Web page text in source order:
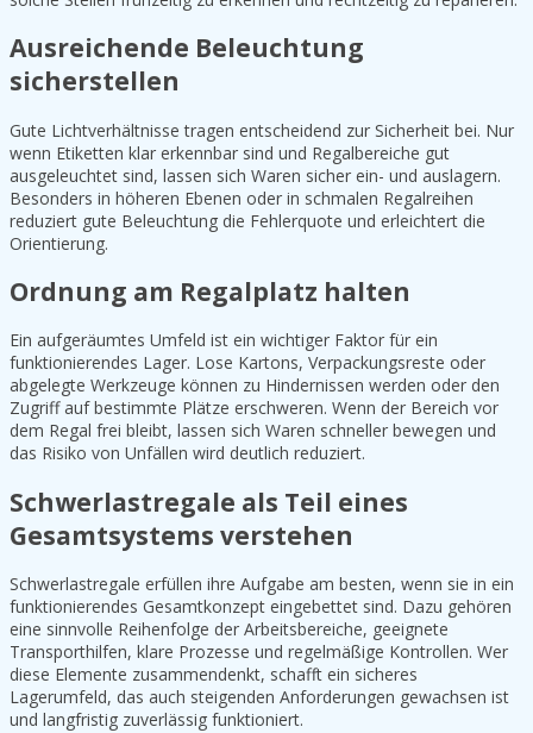
Ausreichende Beleuchtung
sicherstellen
Gute Lichtverhältnisse tragen entscheidend zur Sicherheit bei. Nur
wenn Etiketten klar erkennbar sind und Regalbereiche gut
ausgeleuchtet sind, lassen sich Waren sicher ein- und auslagern.
Besonders in höheren Ebenen oder in schmalen Regalreihen
reduziert gute Beleuchtung die Fehlerquote und erleichtert die
Orientierung.
Ordnung am Regalplatz halten
Ein aufgeräumtes Umfeld ist ein wichtiger Faktor für ein
funktionierendes Lager. Lose Kartons, Verpackungsreste oder
abgelegte Werkzeuge können zu Hindernissen werden oder den
Zugriff auf bestimmte Plätze erschweren. Wenn der Bereich vor
dem Regal frei bleibt, lassen sich Waren schneller bewegen und
das Risiko von Unfällen wird deutlich reduziert.
Schwerlastregale als Teil eines
Gesamtsystems verstehen
Schwerlastregale erfüllen ihre Aufgabe am besten, wenn sie in ein
funktionierendes Gesamtkonzept eingebettet sind. Dazu gehören
eine sinnvolle Reihenfolge der Arbeitsbereiche, geeignete
Transporthilfen, klare Prozesse und regelmäßige Kontrollen. Wer
diese Elemente zusammendenkt, schafft ein sicheres
Lagerumfeld, das auch steigenden Anforderungen gewachsen ist
und langfristig zuverlässig funktioniert.